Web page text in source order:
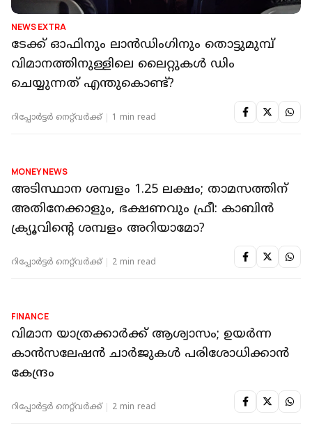
ടേക്ക് ഓഫിനും ലാൻഡിംഗിനും തൊട്ടുമുമ്പ്
വിമാനത്തിനുള്ളിലെ ലൈറ്റുകൾ ഡിം
ചെയ്യുന്നത് എന്തുകൊണ്ട്?